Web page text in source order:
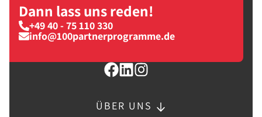
Dann lass uns reden!
+49 40 - 75 110 330
info@100partnerprogramme.de
ÜBER UNS